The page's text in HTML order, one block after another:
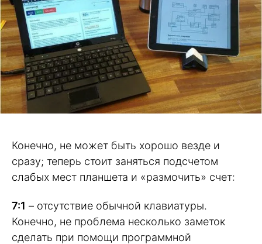
Конечно, не может быть хорошо везде и
сразу; теперь стоит заняться подсчетом
слабых мест планшета и «размочить» счет:
7:1 – отсутствие обычной клавиатуры.
Конечно, не проблема несколько заметок
сделать при помощи программной